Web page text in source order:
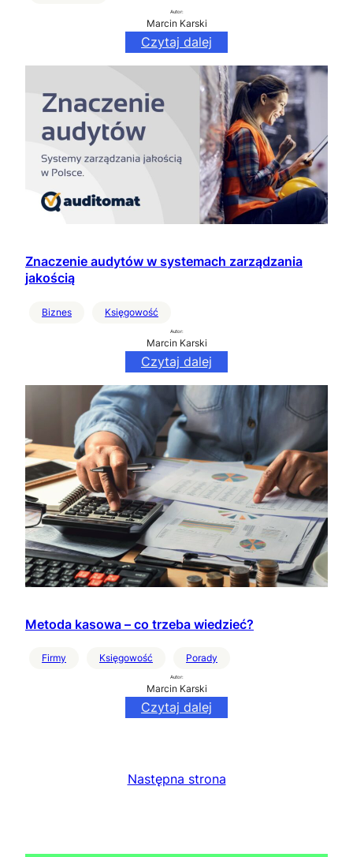
Autor:
Marcin Karski
Czytaj dalej
Znaczenie audytów w systemach zarządzania
jakością
Biznes Księgowość
Autor:
Marcin Karski
Czytaj dalej
Metoda kasowa – co trzeba wiedzieć?
Firmy Księgowość Porady
Autor:
Marcin Karski
Czytaj dalej
Następna strona